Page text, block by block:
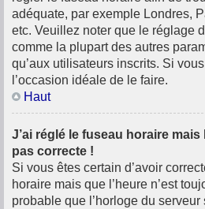
adéquate, par exemple Londres,
etc. Veuillez noter que le réglage
comme la plupart des autres
qu’aux utilisateurs inscrits. Si
l’occasion idéale de le faire.
Haut
J’ai réglé le fuseau horaire mais
pas correcte !
Si vous êtes certain d’avoir
horaire mais que l’heure n’est
probable que l’horloge du